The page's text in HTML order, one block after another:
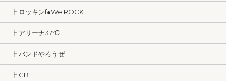
┣ ロッキンf●We ROCK
┣ アリーナ37℃
┣ バンドやろうぜ
┣ GB